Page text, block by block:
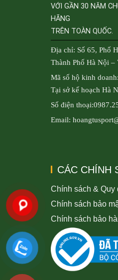
VỚI GẦN 30 NĂM
HÃNG
TRÊN TOÀN QUỐC.
Địa chỉ: Số 65, Phố
Thành Phố Hà Nội –
Mã số hộ kinh
Tại sở kế hoạch Hà
Số điện
Email:
CÁC CHÍNH
Chính sách & Quy
Chính sách bảo
Chính sách bảo